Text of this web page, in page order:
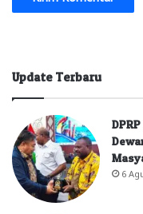
Update Terbaru
6